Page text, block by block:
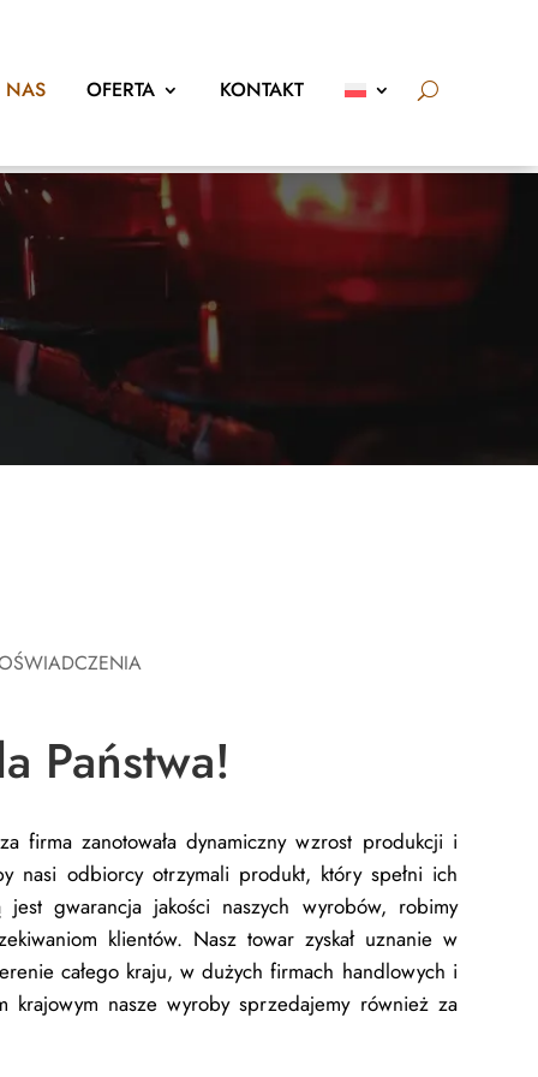
NAS OFERTA KONTAKT
Państwa!
firma zanotowała dynamiczny wzrost produkcji i
nasi odbiorcy otrzymali produkt, który spełni ich
jest gwarancja jakości naszych wyrobów, robimy
klientów. Nasz towar zyskał uznanie w
całego kraju, w dużych firmach handlowych i
krajowym nasze wyroby sprzedajemy również za